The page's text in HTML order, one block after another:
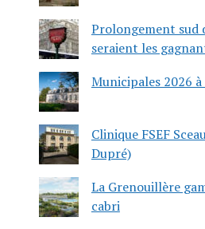
Prolongement sud
seraient les
Municipales 2026
Clinique FSEF
Dupré)
La Grenouillère
cabri